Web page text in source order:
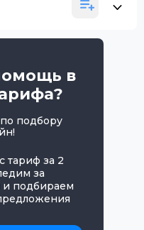
в
подбору
тариф за 2
за
подбираем